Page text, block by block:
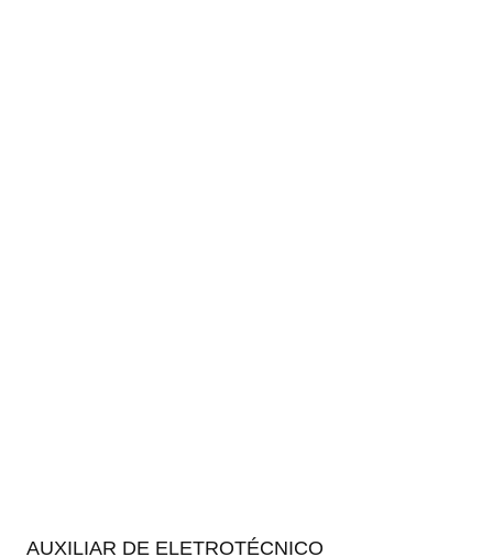
AUXILIAR DE ELETROTÉCNICO